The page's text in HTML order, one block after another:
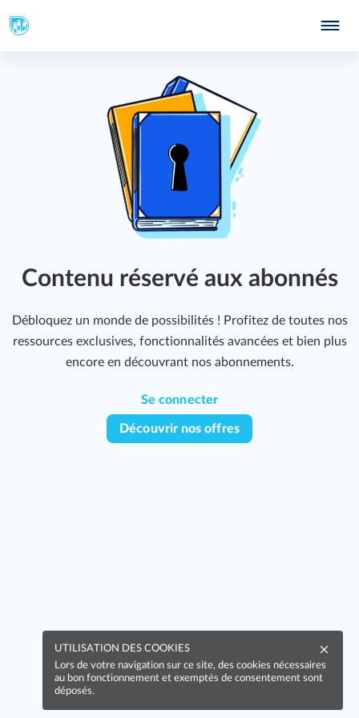
Contenu réservé aux abonnés
Débloquez un monde de possibilités ! Profitez de toutes nos
ressources exclusives, fonctionnalités avancées et bien plus
encore en découvrant nos abonnements.
Se connecter
Découvrir nos offres
UTILISATION DES COOKIES
Lors de votre navigation sur ce site, des cookies nécessaires
au bon fonctionnement et exemptés de consentement sont
déposés.